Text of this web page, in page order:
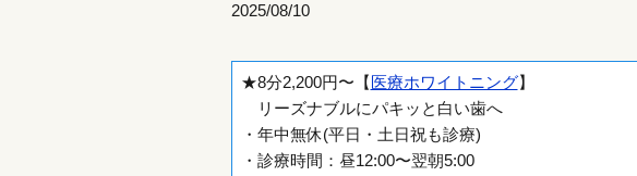
2025/08/10
★8分2,200円〜【 医療ホワイトニング】
リーズナブルにパキッと白い歯へ
・年中無休(平日・土日祝も診療)
・診療時間：昼12:00〜翌朝5:00